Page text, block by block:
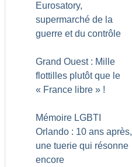
Eurosatory,
supermarché de la
guerre et du contrôle
Grand Ouest : Mille
flottilles plutôt que le
« France libre » !
Mémoire LGBTI
Orlando : 10 ans après,
une tuerie qui résonne
encore